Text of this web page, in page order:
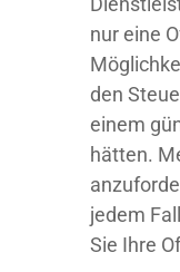
nur eine
den
einem
hätten.
jedem
Sie Ihre